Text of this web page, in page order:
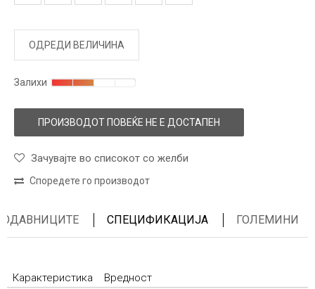
ОДРЕДИ ВЕЛИЧИНА
Залихи
ПРОИЗВОДОТ ПОВЕЌЕ НЕ Е ДОСТАПЕН
Зачувајте во списокот со желби
Споредете го производот
СПЕЦИФИКАЦИЈА ГОЛЕМИНИ
Карактеристика
Вредност